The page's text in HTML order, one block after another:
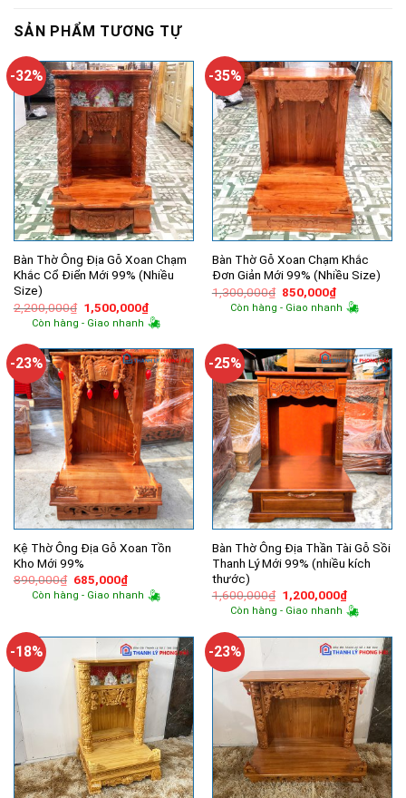
SẢN PHẨM TƯƠNG TỰ
-32%
Bàn Thờ Ông Địa Gỗ Xoan Chạm
Khắc Cổ Điển Mới 99% (Nhiều
Size)
2,200,000₫ Giá
gốc
là:
1,500,000₫Giá
hiện
tại
1,500,000₫.
Còn hàng - Giao nhanh
-35%
Bàn Thờ Gỗ Xoan Chạm Khắc
Đơn Giản Mới 99% (Nhiều Size)
1,300,000₫ Giá
gốc
là:
850,000₫Giá
hiện
tại
Còn hàng - Giao nhanh
-23%
Kệ Thờ Ông Địa Gỗ Xoan Tồn
Kho Mới 99%
890,000₫ Giá
gốc
là:
685,000₫Giá
hiện
tại
Còn hàng - Giao nhanh
-25%
Bàn Thờ Ông Địa Thần Tài Gỗ Sồi
Thanh Lý Mới 99% (nhiều kích
thước)
1,600,000₫ Giá
gốc
là:
1,200,000₫Giá
hiện
tại
Còn hàng - Giao nhanh
-18% -23%